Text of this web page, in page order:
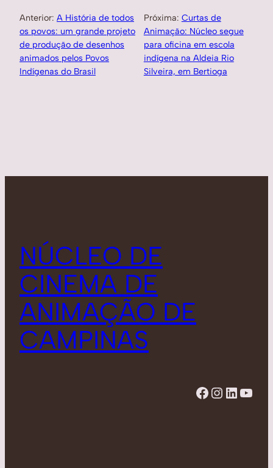
Anterior: A História de todos
os povos: um grande projeto
de produção de desenhos
animados pelos Povos
Indígenas do Brasil
Próxima: Curtas de
Animação: Núcleo segue
para oficina em escola
indígena na Aldeia Rio
Silveira, em Bertioga
NÚCLEO DE
CINEMA DE
ANIMAÇÃO DE
CAMPINAS
Facebook Instagram LinkedIn YouTube